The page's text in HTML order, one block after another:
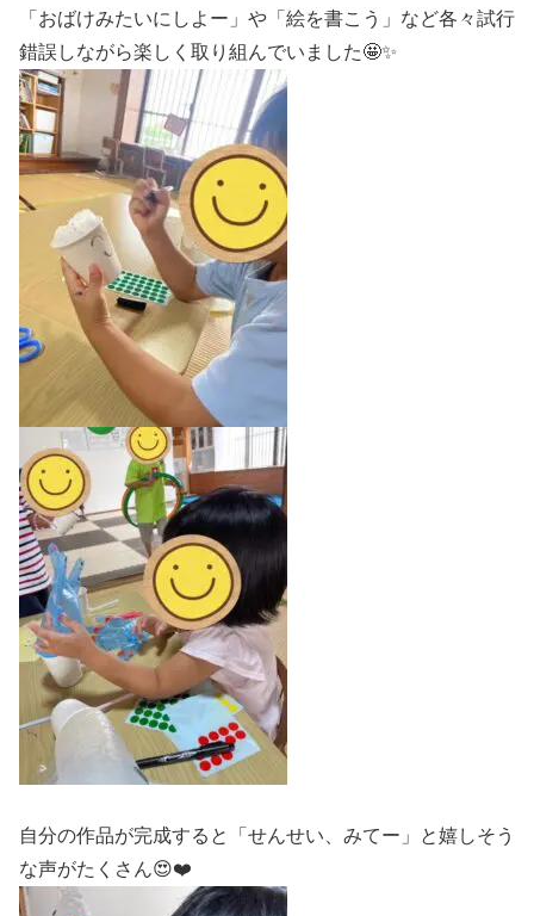
「おばけみたいにしよー」や「絵を書こう」など各々試行
錯誤しながら楽しく取り組んでいました🤩✨
自分の作品が完成すると「せんせい、みてー」と嬉しそう
な声がたくさん😍❤️